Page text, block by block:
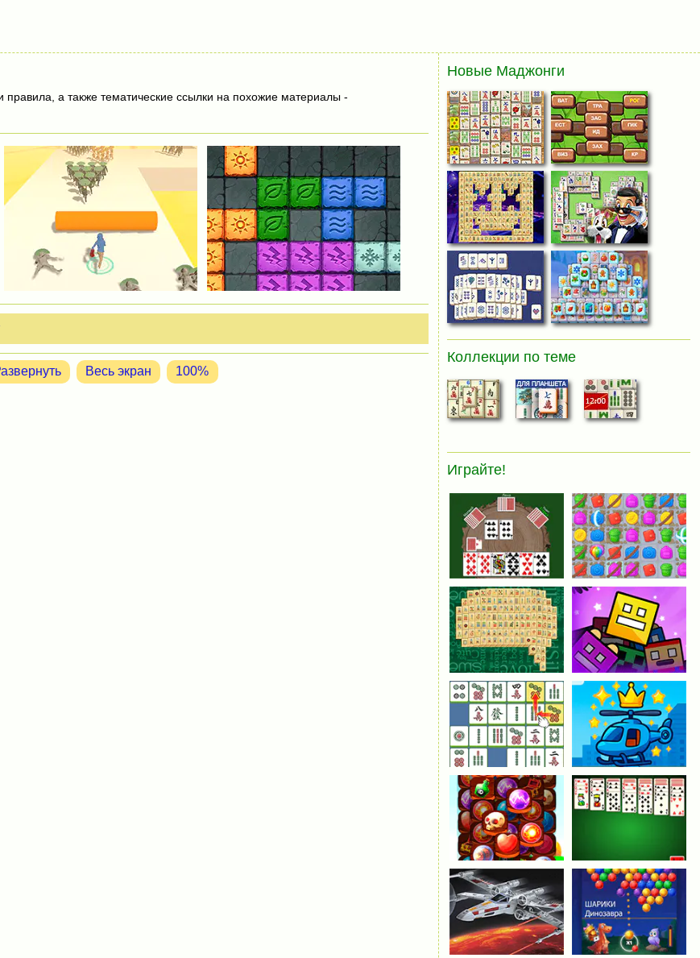
правила, а также тематические ссылки на похожие материалы -
Весь экран 100%
Новые Маджонги
Коллекции по теме
Играйте!